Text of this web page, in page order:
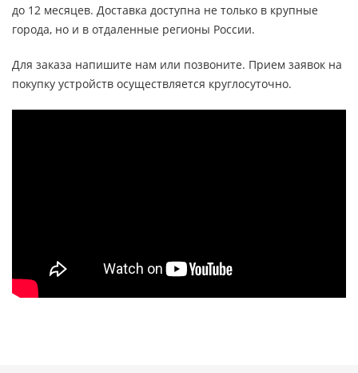
до 12 месяцев. Доставка доступна не только в крупные
города, но и в отдаленные регионы России.
Для заказа напишите нам или позвоните. Прием заявок на
покупку устройств осуществляется круглосуточно.